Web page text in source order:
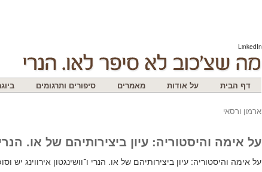
LinkedIn
דף הבית על אודות מאמרים סיפורים ותרגומים
ארמון ורסאי
על אימה והיסטוריה: עיון ביצירותיהם של או. הנרי
על אימה והיסטוריה: עיון ביצירותיהם של או. הנרי ו־וושינגטון אירווינג יש